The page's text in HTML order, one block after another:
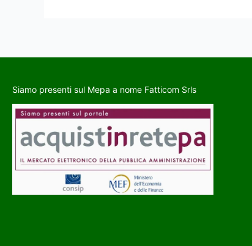
Siamo presenti sul Mepa a nome Fatticom Srls